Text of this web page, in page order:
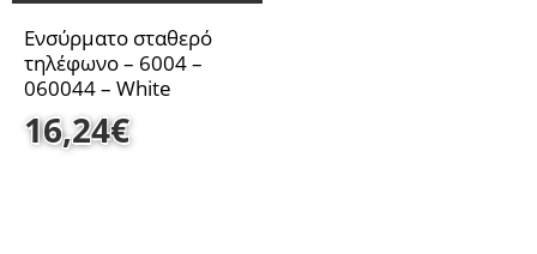
Ενσύρματο σταθερό
τηλέφωνο – 6004 –
060044 – White
16,24€